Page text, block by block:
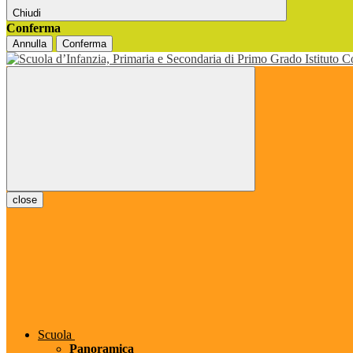
Chiudi
Conferma
Annulla Conferma
close
Scuola
Panoramica